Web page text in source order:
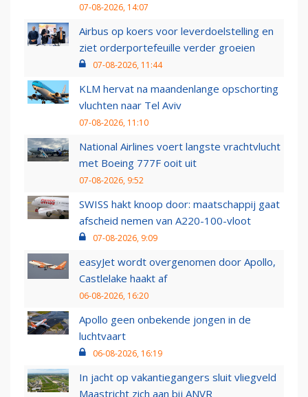
07-08-2026, 14:07
Airbus op koers voor leverdoelstelling en
ziet orderportefeuille verder groeien
07-08-2026, 11:44
KLM hervat na maandenlange opschorting
vluchten naar Tel Aviv
07-08-2026, 11:10
National Airlines voert langste vrachtvlucht
met Boeing 777F ooit uit
07-08-2026, 9:52
SWISS hakt knoop door: maatschappij gaat
afscheid nemen van A220-100-vloot
07-08-2026, 9:09
easyJet wordt overgenomen door Apollo,
Castlelake haakt af
06-08-2026, 16:20
Apollo geen onbekende jongen in de
luchtvaart
06-08-2026, 16:19
In jacht op vakantiegangers sluit vliegveld
Maastricht zich aan bij ANVR